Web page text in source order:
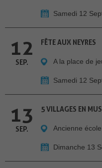
Samedi 12
12
SEP.
FÊTE AUX NEYRES
A la place de
Samedi 12
13
SEP.
5 VILLAGES EN
Ancienne
Dimanche 13